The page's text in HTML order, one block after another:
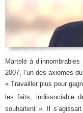
Martelé à
2007, l’un des axiomes
« Travailler plus pour
les faits, indissociable
souhaitent ». Il